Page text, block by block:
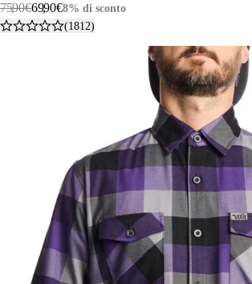
75,90€69,90€8% di sconto
(1812)